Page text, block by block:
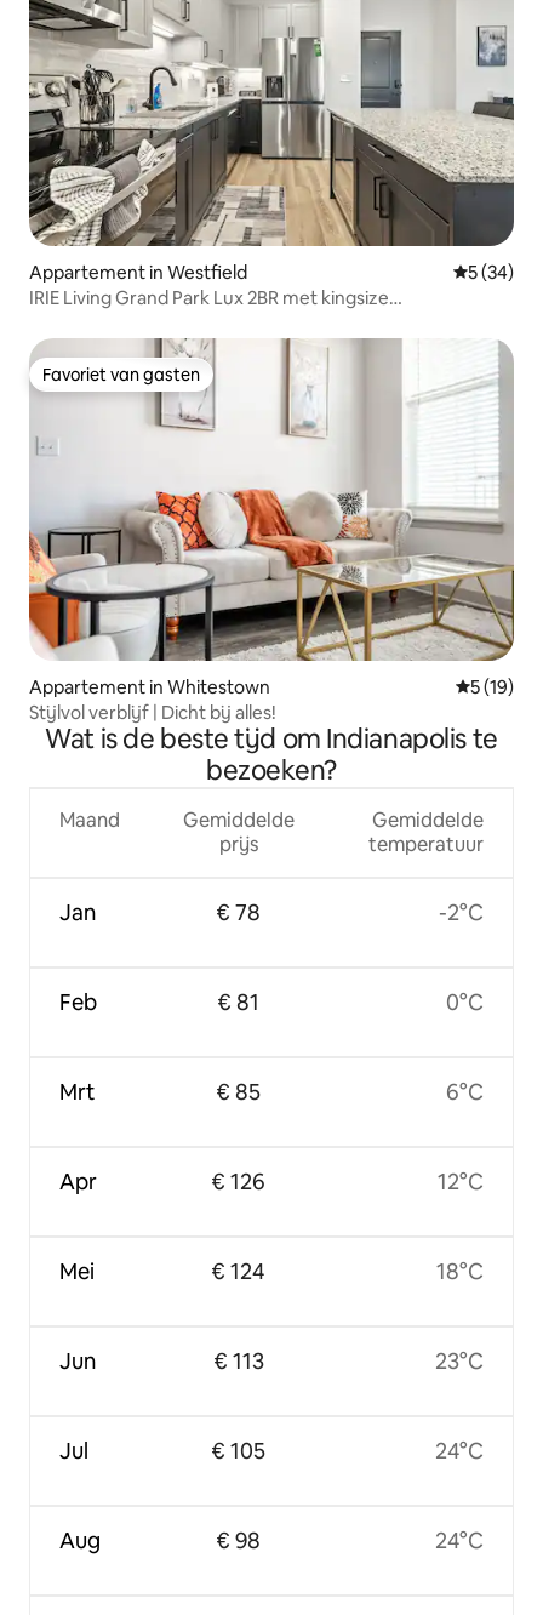
Appartement in Westfield
5 (34)
IRIE Living Grand Park Lux 2BR met kingsize
Favoriet van gasten
Favoriet van gasten
Appartement in Whitestown
5 (19)
Stijlvol verblijf | Dicht bij alles!
Wat is de beste tijd om Indianapolis te
bezoeken?
Maand
Jan
Feb
Mrt
Apr
Mei
Jun
Jul
Aug
Gemiddelde
prijs
€ 78
€ 81
€ 85
€ 126
€ 124
€ 113
€ 105
€ 98
Gemiddelde
temperatuur
-2°C
0°C
6°C
12°C
18°C
23°C
24°C
24°C